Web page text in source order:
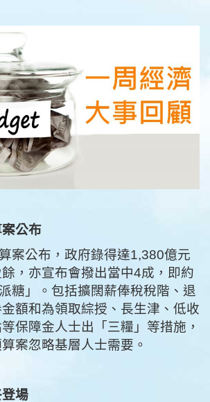
公布
案公布，政府錄得達1,380億元
，亦宣布會撥出當中4成，即約
糖」。包括擴闊薪俸稅稅階、退
額和為領取綜授、長生津、低收
保障金人士出「三糧」等措施，
案忽略基層人士需要。
場